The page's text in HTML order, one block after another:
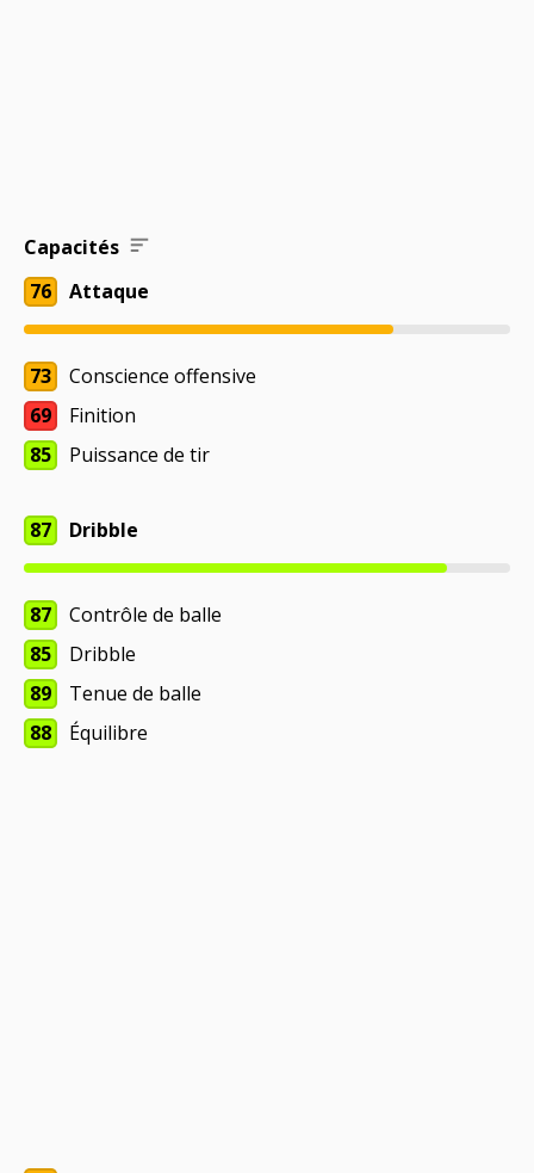
Capacités
76
Attaque
73
Conscience offensive
69
Finition
85
Puissance de tir
87 Dribble
87
Contrôle de balle
85
Dribble
89
Tenue de balle
88
Équilibre